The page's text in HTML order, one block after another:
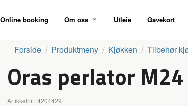
Online booking Om oss Utleie Gavekort
Forside Produktmeny Kjøkken Tilbehør
Oras perlator
Artikkelnr.: 4204429